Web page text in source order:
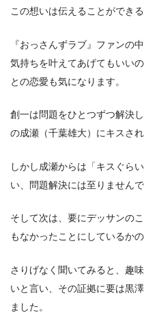
この想いは伝えることができる
『おっさんずラブ』ファンの
気持ちを叶えてあげてもいい
との恋愛も気になります。
創一は問題をひとつずつ解決
の成瀬（千葉雄大）にキスさ
しかし成瀬からは「キスぐら
い、問題解決には至りませんで
そして次は、要にデッサンの
もなかったことにしているか
さりげなく聞いてみると、趣
いと言い、その証拠に要は黒
ました。